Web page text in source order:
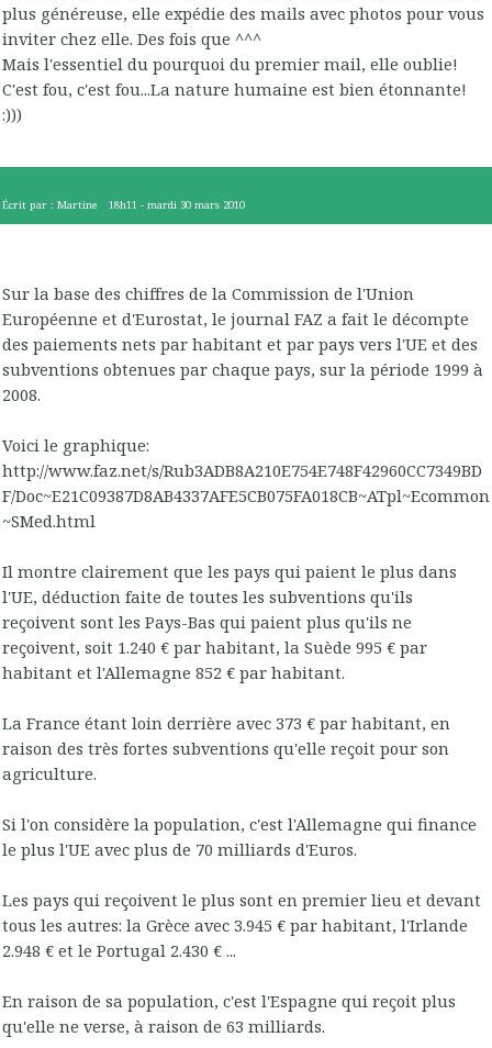
plus généreuse, elle expédie des mails avec photos pour vous
inviter chez elle. Des fois que ^^^
Mais l'essentiel du pourquoi du premier mail, elle oublie!
C'est fou, c'est fou...La nature humaine est bien étonnante!
:)))
Écrit par : Martine 18h11 -mardi 30 mars 2010
Sur la base des chiffres de la Commission de l'Union
Européenne et d'Eurostat, le journal FAZ a fait le décompte
des paiements nets par habitant et par pays vers l'UE et des
subventions obtenues par chaque pays, sur la période 1999 à
2008.
Voici le graphique:
http://www.faz.net/s/Rub3ADB8A210E754E748F42960CC7349BD
F/Doc~E21C09387D8AB4337AFE5CB075FA018CB~ATpl~Ecommon
~SMed.html
Il montre clairement que les pays qui paient le plus dans
l'UE, déduction faite de toutes les subventions qu'ils
reçoivent sont les Pays-Bas qui paient plus qu'ils ne
reçoivent, soit 1.240 € par habitant, la Suède 995 € par
habitant et l'Allemagne 852 € par habitant.
La France étant loin derrière avec 373 € par habitant, en
raison des très fortes subventions qu'elle reçoit pour son
agriculture.
Si l'on considère la population, c'est l'Allemagne qui finance
le plus l'UE avec plus de 70 milliards d'Euros.
Les pays qui reçoivent le plus sont en premier lieu et devant
tous les autres: la Grèce avec 3.945 € par habitant, l'Irlande
2.948 € et le Portugal 2.430 € ...
En raison de sa population, c'est l'Espagne qui reçoit plus
qu'elle ne verse, à raison de 63 milliards.